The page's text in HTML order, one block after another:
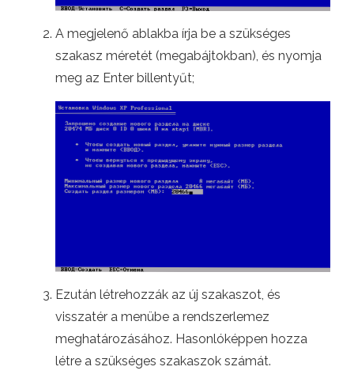
A megjelenő ablakba írja be a szükséges
szakasz méretét (megabájtokban), és nyomja
meg az Enter billentyűt;
Ezután létrehozzák az új szakaszot, és
visszatér a menübe a rendszerlemez
meghatározásához. Hasonlóképpen hozza
létre a szükséges szakaszok számát.